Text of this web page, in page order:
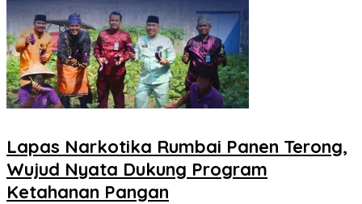
Lapas Narkotika Rumbai Panen Terong,
Wujud Nyata Dukung Program
Ketahanan Pangan